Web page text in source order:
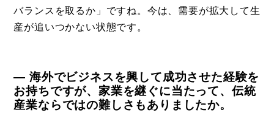
バランスを取るか」ですね。今は、需要が拡大して生
産が追いつかない状態です。
― 海外でビジネスを興して成功させた経験を
お持ちですが、家業を継ぐに当たって、伝統
産業ならではの難しさもありましたか。